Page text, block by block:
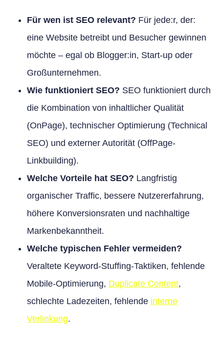
Für wen ist SEO relevant? Für jede:r, der:
eine Website betreibt und Besucher gewinnen
möchte – egal ob Blogger:in, Start-up oder
Großunternehmen.
Wie funktioniert SEO? SEO funktioniert durch
die Kombination von inhaltlicher Qualität
(OnPage), technischer Optimierung (Technical
SEO) und externer Autorität (OffPage-
Linkbuilding).
Welche Vorteile hat SEO? Langfristig
organischer Traffic, bessere Nutzererfahrung,
höhere Konversionsraten und nachhaltige
Markenbekanntheit.
Welche typischen Fehler vermeiden?
Veraltete Keyword-Stuffing-Taktiken, fehlende
Mobile-Optimierung, Duplicate Content,
schlechte Ladezeiten, fehlende interne
Verlinkung.